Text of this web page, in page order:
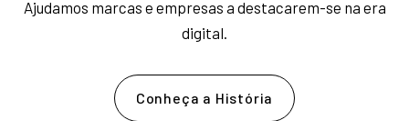
Ajudamos marcas e empresas a destacarem-se na era
digital.
Conheça a História